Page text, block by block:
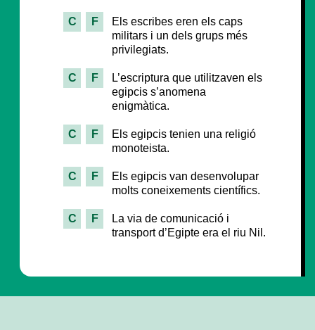
C F
Els escribes eren els caps
militars i un dels grups més
privilegiats.
C F
L’escriptura que utilitzaven els
egipcis s’anomena
enigmàtica.
C F
Els egipcis tenien una religió
monoteista.
C F
Els egipcis van desenvolupar
molts coneixements científics.
C F
La via de comunicació i
transport d’Egipte era el riu Nil.